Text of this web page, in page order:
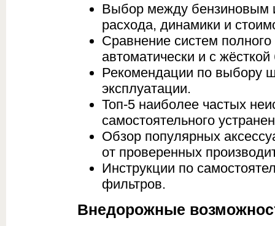
Выбор между бензиновым
расхода, динамики и
Сравнение систем
автоматически и с
Рекомендации по выбору
эксплуатации.
Топ-5 наиболее частых
самостоятельного
Обзор популярных
от проверенных
Инструкции по
фильтров.
Внедорожные